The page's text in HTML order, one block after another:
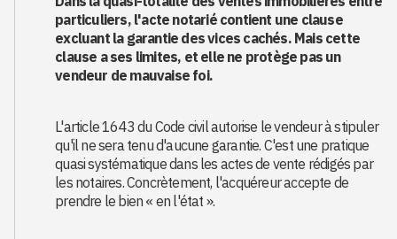
particuliers, l'acte notarié contient une clause
excluant la garantie des vices cachés. Mais cette
clause a ses limites, et elle ne protège pas un
vendeur de mauvaise foi.
L'article 1643 du Code civil autorise le vendeur à stipuler
qu'il ne sera tenu d'aucune garantie. C'est une pratique
quasi systématique dans les actes de vente rédigés par
les notaires. Concrètement, l'acquéreur accepte de
prendre le bien « en l'état ».